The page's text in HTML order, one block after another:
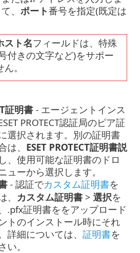
、 ポート番号を指定(既定は
スト名フィールドは、特殊
付きの文字など)をサポー
。
証明書 - エージェントインス
PROTECT認証局のピア証
選択されます。別の証明書
は、 ESET PROTECT証明書説
、使用可能な証明書のドロ
ューから選択します。
- 認証でカスタム証明書を
カスタム証明書 > 選択を
.pfx証明書ををアップロード
トのインストール時にそれ
詳細については、 証明書を
い。